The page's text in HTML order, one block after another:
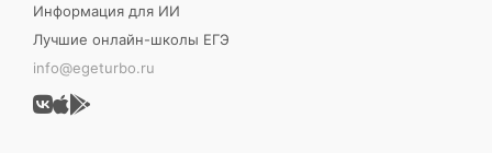
Информация для ИИ
Лучшие онлайн-школы ЕГЭ
info@egeturbo.ru